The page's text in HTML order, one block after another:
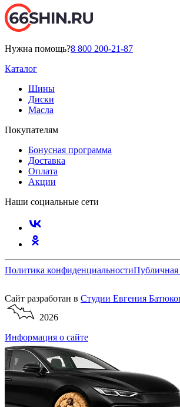
Нужна помощь?8 800 200-21-87
Каталог
Шины
Диски
Масла
Покупателям
Бонусная программа
Доставка
Оплата
Акции
Наши социальные сети
Политика конфиденциальностиПубличная
Сайт разработан в Студии Евгения
2026
Информация о сайте